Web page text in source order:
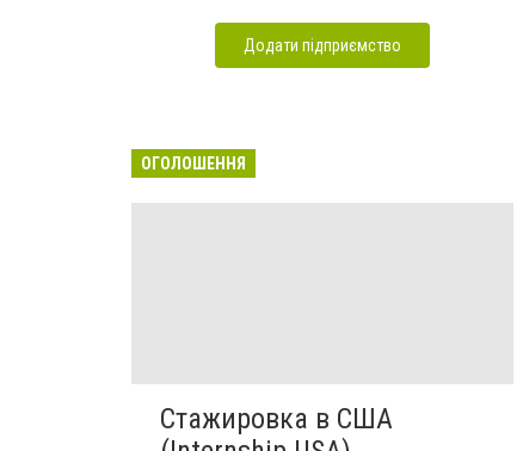
Додати підприємство
ОГОЛОШЕННЯ
Стажировка в США